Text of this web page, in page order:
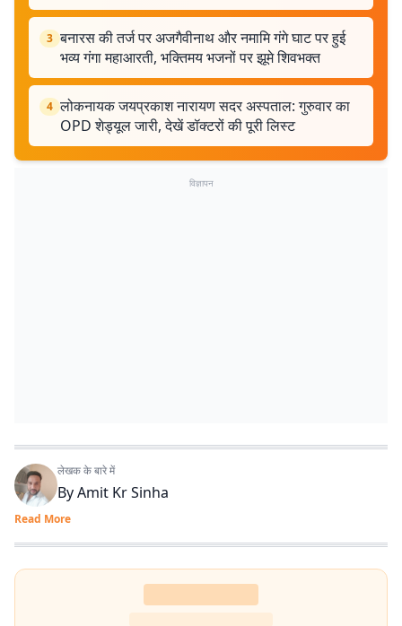
3 बनारस की तर्ज पर अजगैवीनाथ और नमामि गंगे घाट पर हुई
भव्य गंगा महाआरती, भक्तिमय भजनों पर झूमे शिवभक्त
4 लोकनायक जयप्रकाश नारायण सदर अस्पताल: गुरुवार का
OPD शेड्यूल जारी, देखें डॉक्टरों की पूरी लिस्ट
विज्ञापन
लेखक के बारे में
ByAmit Kr Sinha
Read More